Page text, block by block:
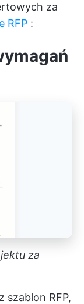
za
RFP :
za
szablon RFP,